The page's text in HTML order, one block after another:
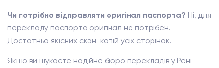
Чи потрібно відправляти оригінал паспорта? Ні, для
перекладу паспорта оригінал не потрібен.
Достатньо якісних скан-копій усіх сторінок.
Якщо ви шукаєте надійне бюро перекладів у Рені —